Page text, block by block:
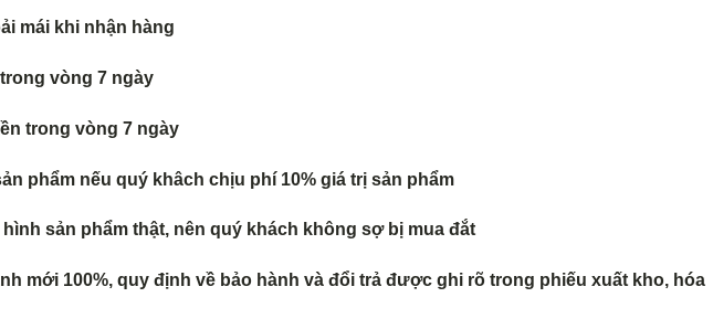
mái khi nhận hàng
vòng 7 ngày
trong vòng 7 ngày
phẩm nếu quý khâch chịu phí 10% giá trị sản phẩm
hình sản phẩm thật, nên quý khách không sợ bị mua đắt
mới 100%, quy định về bảo hành và đổi trả được ghi rõ trong phiếu xuất kho, hóa